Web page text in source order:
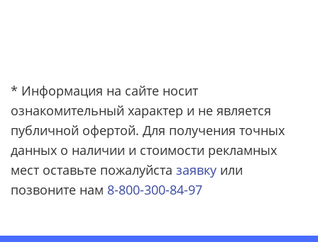
* Информация на сайте носит
ознакомительный характер и не является
публичной офертой. Для получения точных
данных о наличии и стоимости рекламных
мест оставьте пожалуйста заявку или
позвоните нам 8-800-300-84-97